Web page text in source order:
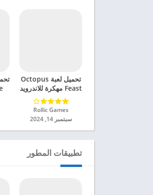
تحميل لعبة Octopus
Feast مهكرة للاندرويد
2024
Rollic Games‏
سبتمبر 14, 2024
تطبيقات المطور